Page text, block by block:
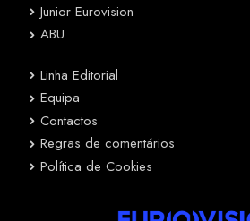
Junior Eurovision
ABU
Linha Editorial
Equipa
Contactos
Regras de comentários
Política de Cookies